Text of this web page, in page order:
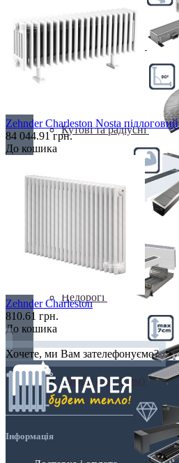
Клімаконвектори
Кутові та радіусні
Недорогі
Низькі (до 70 мм)
Zehnder Charleston Nosta підлоговий
84 044.91 грн.
До кошика
Zehnder Charleston
810.61 грн.
До кошика
Хочете, ми Вам зателефонуємо?
Інформація